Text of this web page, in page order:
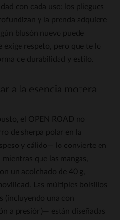
con cada uso: los pliegues
y la prenda adquiere
blusón nuevo puede
exige respeto, pero que te lo
de durabilidad y estilo.
a la esencia motera
el OPEN ROAD no
de sherpa polar en la
y cálido— lo convierte en
que las mangas,
un acolchado de 40 g,
Las múltiples bolsillos
(incluyendo una con
a presión)— están diseñadas